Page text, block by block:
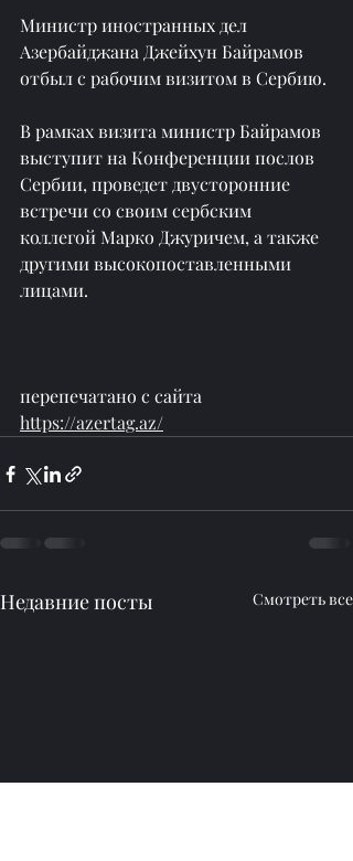
Министр иностранных дел
Азербайджана Джейхун Байрамов
отбыл с рабочим визитом в Сербию.
В рамках визита министр Байрамов
выступит на Конференции послов
Сербии, проведет двусторонние
встречи со своим сербским
коллегой Марко Джуричем, а также
другими высокопоставленными
лицами.
перепечатано с сайта
https://azertag.az/
Недавние посты Смотреть все